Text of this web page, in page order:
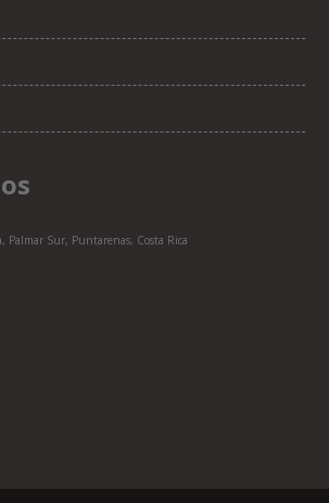
Palmar Sur, Puntarenas, Costa Rica